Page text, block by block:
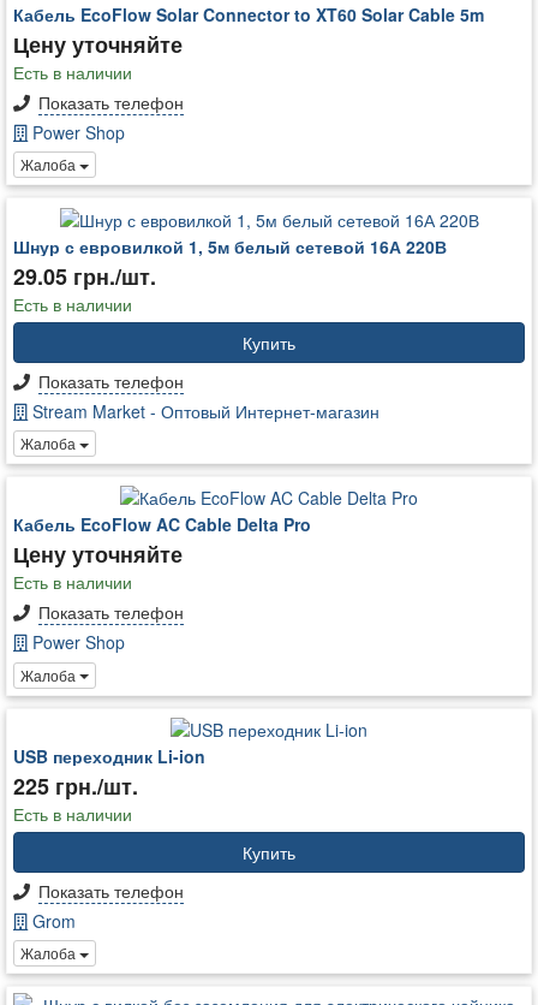
Кабель EcoFlow Solar Connector to XT60 Solar Cable 5m
Цену уточняйте
Есть в наличии
Показать телефон
Power Shop
Жалоба
Шнур с евровилкой 1, 5м белый сетевой 16А 220В
29.05 грн./шт.
Есть в наличии
Купить
Показать телефон
Stream Market - Оптовый Интернет-магазин
Жалоба
Кабель EcoFlow AC Cable Delta Pro
Цену уточняйте
Есть в наличии
Показать телефон
Power Shop
Жалоба
USB переходник Li-ion
225 грн./шт.
Есть в наличии
Купить
Показать телефон
Grom
Жалоба